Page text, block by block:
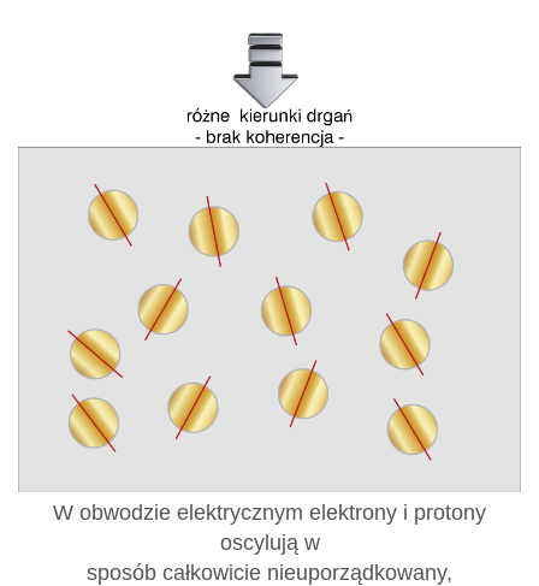
W obwodzie elektrycznym elektrony i protony
oscylują w
sposób całkowicie nieuporządkowany,